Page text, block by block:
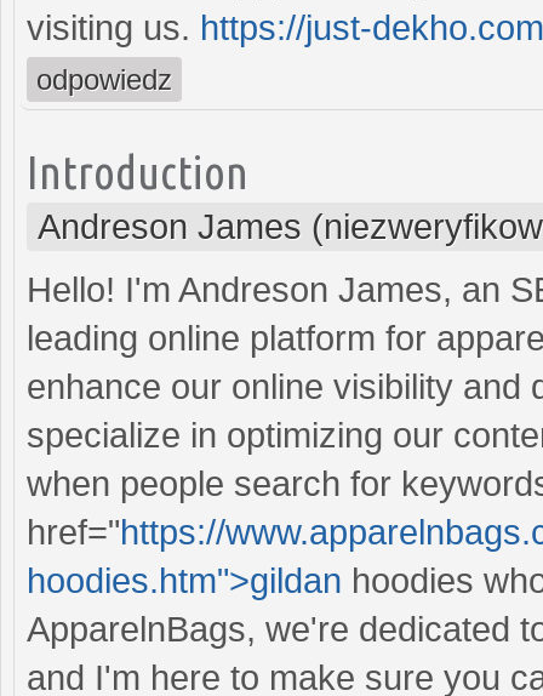
visiting us. https://just-
odpowiedz
Introduction
Andreson James
Hello! I'm Andreson James, an
leading online platform for
enhance our online visibility and
specialize in optimizing our
when people search for
href="https://
hoodies.htm">gildan hoodies
ApparelnBags, we're dedicated
and I'm here to make sure you